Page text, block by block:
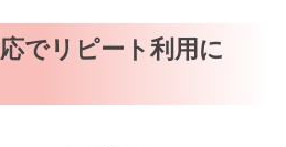
でリピート利用に